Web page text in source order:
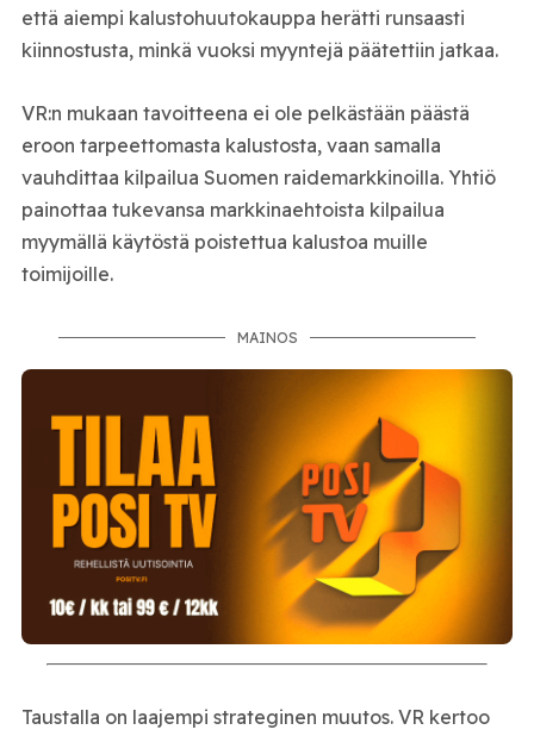
että aiempi kalustohuutokauppa herätti runsaasti
kiinnostusta, minkä vuoksi myyntejä päätettiin jatkaa.
VR:n mukaan tavoitteena ei ole pelkästään päästä
eroon tarpeettomasta kalustosta, vaan samalla
vauhdittaa kilpailua Suomen raidemarkkinoilla. Yhtiö
painottaa tukevansa markkinaehtoista kilpailua
myymällä käytöstä poistettua kalustoa muille
toimijoille.
MAINOS
Taustalla on laajempi strateginen muutos. VR kertoo